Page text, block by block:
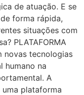
de atuação. E se
forma rápida,
situações com
PLATAFORMA
novas tecnologias
humano na
A
plataforma